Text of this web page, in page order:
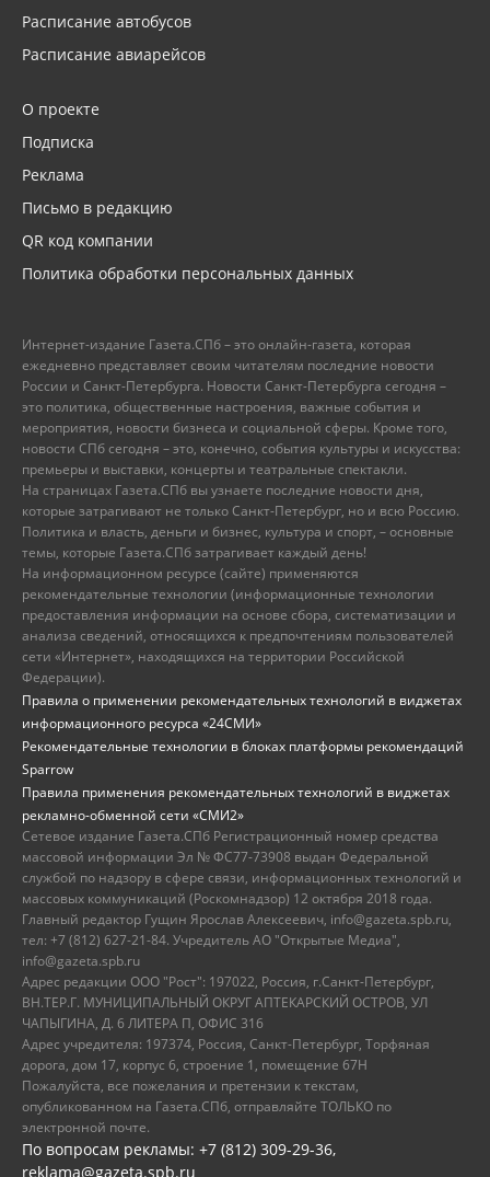
Расписание автобусов
Расписание авиарейсов
О проекте
Подписка
Реклама
Письмо в редакцию
QR код компании
Политика обработки персональных данных
Интернет-издание Газета.СПб – это онлайн-газета, которая
ежедневно представляет своим читателям последние новости
России и Санкт-Петербурга. Новости Санкт-Петербурга сегодня –
это политика, общественные настроения, важные события и
мероприятия, новости бизнеса и социальной сферы. Кроме того,
новости СПб сегодня – это, конечно, события культуры и искусства:
премьеры и выставки, концерты и театральные спектакли.
На страницах Газета.СПб вы узнаете последние новости дня,
которые затрагивают не только Санкт-Петербург, но и всю Россию.
Политика и власть, деньги и бизнес, культура и спорт, – основные
темы, которые Газета.СПб затрагивает каждый день!
На информационном ресурсе (сайте) применяются
рекомендательные технологии (информационные технологии
предоставления информации на основе сбора, систематизации и
анализа сведений, относящихся к предпочтениям пользователей
сети «Интернет», находящихся на территории Российской
Федерации).
Правила о применении рекомендательных технологий в виджетах
информационного ресурса «24СМИ»
Рекомендательные технологии в блоках платформы рекомендаций
Sparrow
Правила применения рекомендательных технологий в виджетах
рекламно-обменной сети «СМИ2»
Сетевое издание Газета.СПб Регистрационный номер средства
массовой информации Эл № ФС77-73908 выдан Федеральной
службой по надзору в сфере связи, информационных технологий и
массовых коммуникаций (Роскомнадзор) 12 октября 2018 года.
Главный редактор Гущин Ярослав Алексеевич, info@gazeta.spb.ru,
тел: +7 (812) 627-21-84. Учредитель АО "Открытые Медиа",
info@gazeta.spb.ru
Адрес редакции ООО "Рост": 197022, Россия, г.Санкт-Петербург,
ВН.ТЕР.Г. МУНИЦИПАЛЬНЫЙ ОКРУГ АПТЕКАРСКИЙ ОСТРОВ, УЛ
ЧАПЫГИНА, Д. 6 ЛИТЕРА П, ОФИС 316
Адрес учредителя: 197374, Россия, Санкт-Петербург, Торфяная
дорога, дом 17, корпус 6, строение 1, помещение 67Н
Пожалуйста, все пожелания и претензии к текстам,
опубликованном на Газета.СПб, отправляйте ТОЛЬКО по
электронной почте.
По вопросам рекламы: +7 (812) 309-29-36,
reklama@gazeta.spb.ru